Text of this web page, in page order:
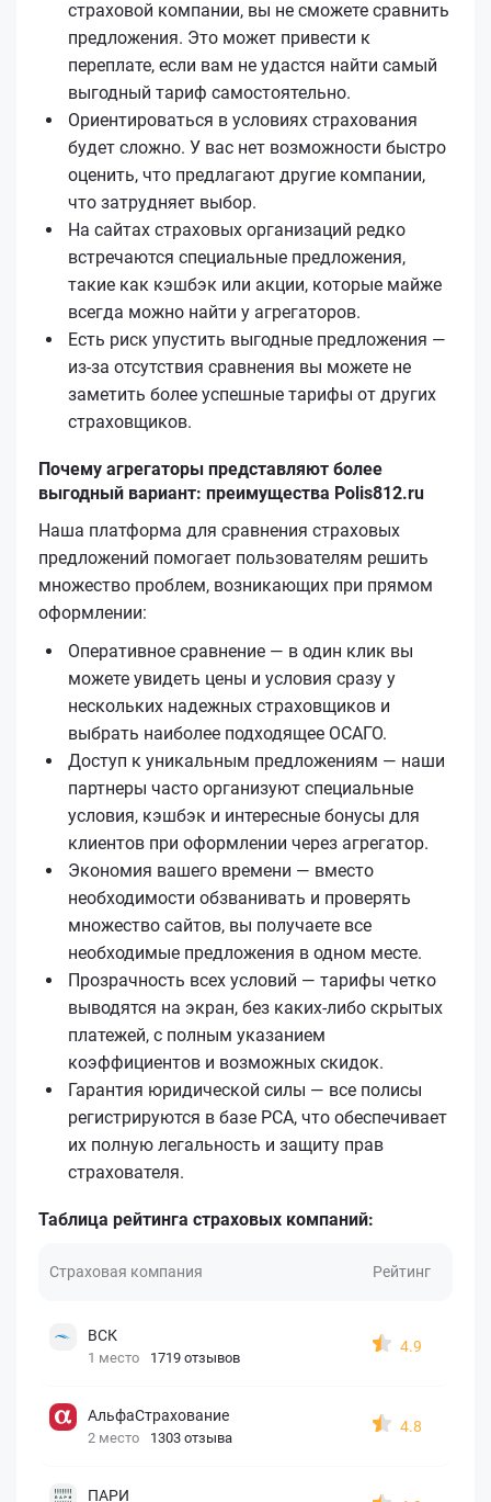
страховой компании, вы не сможете сравнить
предложения. Это может привести к
переплате, если вам не удастся найти самый
выгодный тариф самостоятельно.
Ориентироваться в условиях страхования
будет сложно. У вас нет возможности быстро
оценить, что предлагают другие компании,
что затрудняет выбор.
На сайтах страховых организаций редко
встречаются специальные предложения,
такие как кэшбэк или акции, которые майже
всегда можно найти у агрегаторов.
Есть риск упустить выгодные предложения —
из-за отсутствия сравнения вы можете не
заметить более успешные тарифы от других
страховщиков.
Почему агрегаторы представляют более
выгодный вариант: преимущества Polis812.ru
Наша платформа для сравнения страховых
предложений помогает пользователям решить
множество проблем, возникающих при прямом
оформлении:
Оперативное сравнение — в один клик вы
можете увидеть цены и условия сразу у
нескольких надежных страховщиков и
выбрать наиболее подходящее ОСАГО.
Доступ к уникальным предложениям — наши
партнеры часто организуют специальные
условия, кэшбэк и интересные бонусы для
клиентов при оформлении через агрегатор.
Экономия вашего времени — вместо
необходимости обзванивать и проверять
множество сайтов, вы получаете все
необходимые предложения в одном месте.
Прозрачность всех условий — тарифы четко
выводятся на экран, без каких-либо скрытых
платежей, с полным указанием
коэффициентов и возможных скидок.
Гарантия юридической силы — все полисы
регистрируются в базе РСА, что обеспечивает
их полную легальность и защиту прав
страхователя.
Таблица рейтинга страховых компаний:
Страховая компания Рейтинг
ВСК
1 место 1719 отзывов
4.9
АльфаСтрахование
2 место 1303 отзыва
4.8
ПАРИ